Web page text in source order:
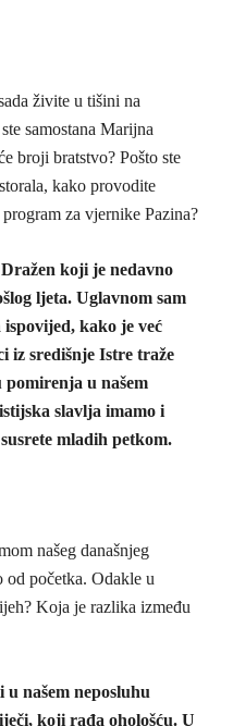
živite u tišini na
samostana Marijna
broji bratstvo? Pošto ste
kako provodite
za vjernike Pazina?
koji je nedavno
ljeta. Uglavnom sam
kako je već
iz središnje Istre traže
pomirenja u našem
slavlja imamo i
mladih petkom.
našeg današnjeg
od početka. Odakle u
Koja je razlika između
našem neposluhu
koji rađa ohološću. U